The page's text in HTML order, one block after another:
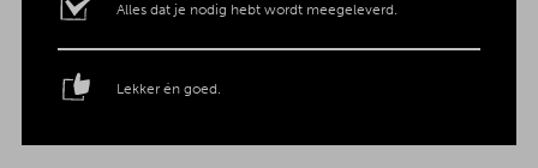
Alles dat je nodig hebt wordt meegeleverd.
Lekker én goed.